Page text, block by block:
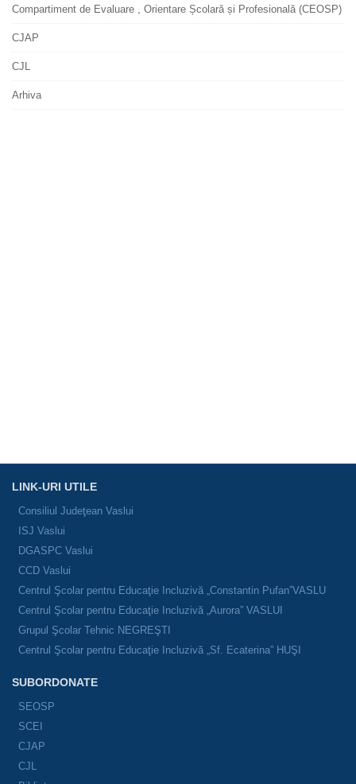
Compartiment de Evaluare , Orientare Școlară și Profesională (CEOSP)
CJAP
CJL
Arhiva
LINK-URI UTILE
Consiliul Judeţean Vaslui
ISJ Vaslui
DGASPC Vaslui
CCD Vaslui
Centrul Şcolar pentru Educaţie Incluzivă „Constantin Pufan”VASLU
Centrul Şcolar pentru Educaţie Incluzivă „Aurora” VASLUI
Grupul Şcolar Tehnic NEGREŞTI
Centrul Şcolar pentru Educaţie Incluzivă „Sf. Ecaterina” HUŞI
SUBORDONATE
SEOSP
SCEI
CJAP
CJL